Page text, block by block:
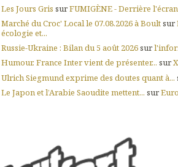
Les Jours Gris surFUMIGÈNE - Derrière
Marché du Croc' Local le 07.08.2026 à Boultsur
écologie et...
Russie-Ukraine : Bilan du 5 août 2026sur
Humour. France Inter vient de présenter... sur
Ulrich Siegmund exprime des doutes quant à...
Le Japon et l’Arabie Saoudite mettent... sur